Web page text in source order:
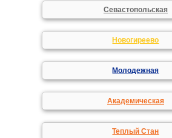
Севастопольская
Новогиреево
Молодежная
Академическая
Теплый Стан